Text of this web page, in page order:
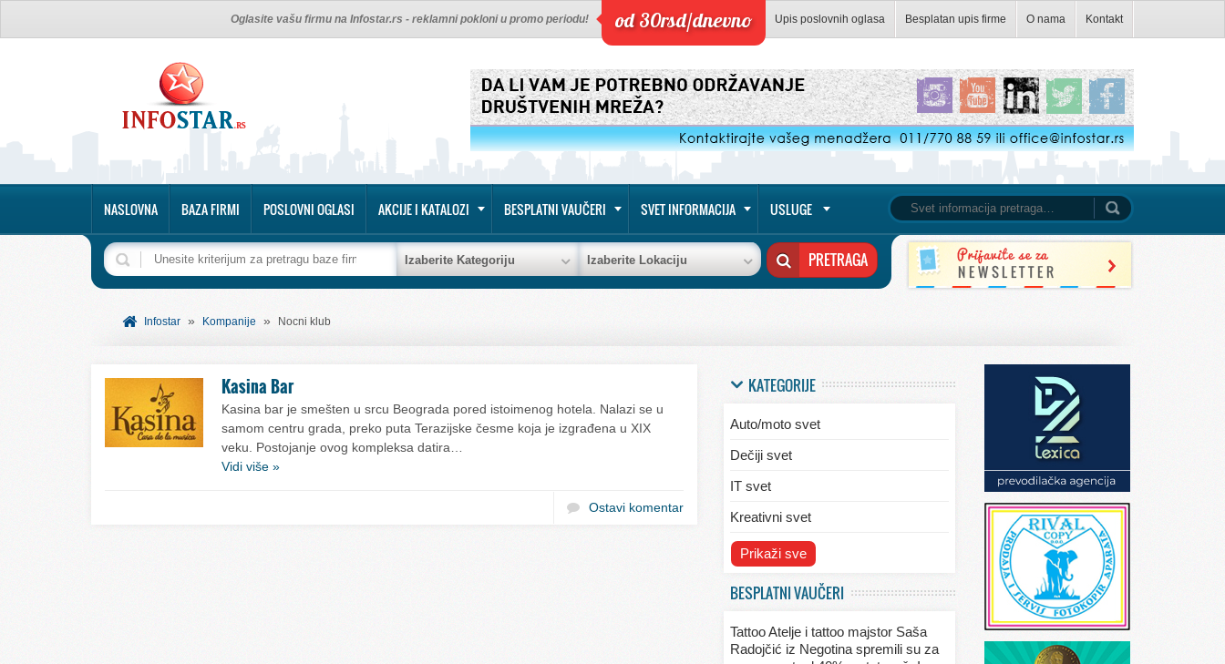
Upis poslovnih oglasa Besplatan upis firme O nama Kontakt
od 30rsd/dnevno
Oglasite vašu firmu na Infostar.rs - reklamni pokloni u promo periodu!
NASLOVNA BAZA FIRMI POSLOVNI OGLASI AKCIJE I KATALOZI BESPLATNI VAUČERI SVET INFORMACIJA USLUGE
Izaberite Kategoriju Izaberite Lokaciju
Infostar » Kompanije » Nocni klub
Kasina Bar
Kasina bar je smešten u srcu Beograda pored istoimenog hotela. Nalazi se u
samom centru grada, preko puta Terazijske česme koja je izgrađena u XIX
veku. Postojanje ovog kompleksa datira…
Vidi više »
Ostavi komentar
KATEGORIJE
Auto/moto svet
Dečiji svet
IT svet
Kreativni svet
Svet ekologije
Svet kulinarstva
Prikaži sve
BESPLATNI VAUČERI
Tattoo Atelje i tattoo majstor Saša
Radojčić iz Negotina spremili su za